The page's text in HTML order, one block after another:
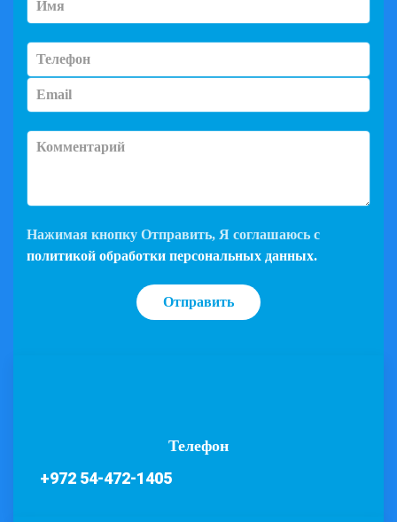
Нажимая кнопку Отправить, Я соглашаюсь с
политикой обработки персональных данных.
Отправить
Телефон
+972 54-472-1405